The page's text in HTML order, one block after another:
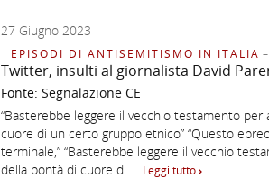
27 Giugno 2023
EPISODI DI ANTISEMITISMO IN ITALIA –
Twitter, insulti al giornalista David
Fonte: Segnalazione CE
“Basterebbe leggere il vecchio testamento per
cuore di un certo gruppo etnico” “Questo
terminale,” “Basterebbe leggere il vecchio
della bontà di cuore di … Leggi tutto